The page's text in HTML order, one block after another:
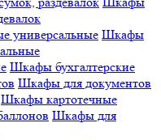
Шкафы
Шкафы бухгалтерские
Шкафы для документов
Шкафы картотечные
Шкафы для